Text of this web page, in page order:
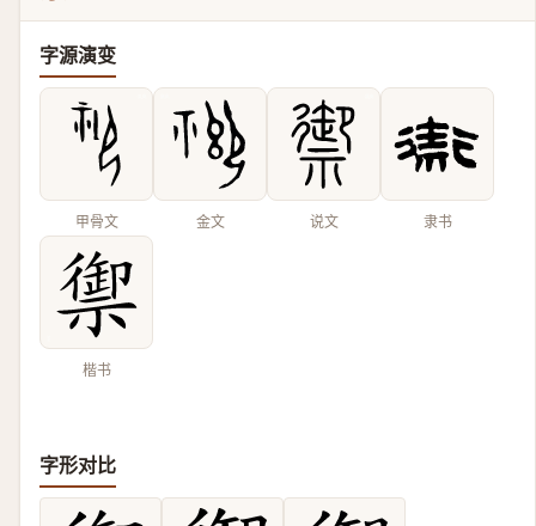
字源演变
甲骨文 金文 说文 隶书
楷书
字形对比